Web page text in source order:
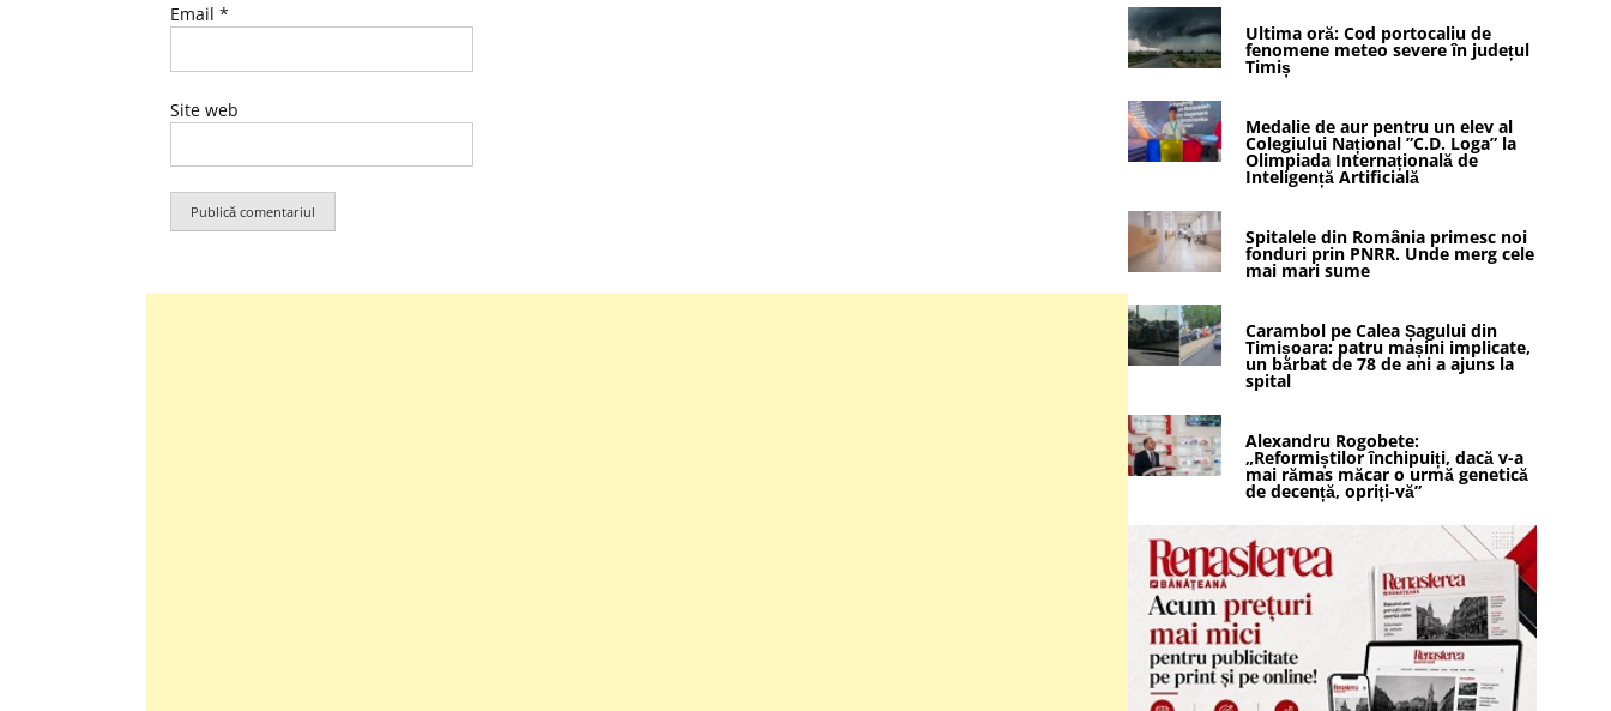
Email *
Site web
Ultima oră: Cod portocaliu de
fenomene meteo severe în județul
Timiș
Medalie de aur pentru un elev al
Colegiului Național ”C.D. Loga” la
Olimpiada Internațională de
Inteligență Artificială
Spitalele din România primesc noi
fonduri prin PNRR. Unde merg cele
mai mari sume
Carambol pe Calea Șagului din
Timișoara: patru mașini implicate,
un bărbat de 78 de ani a ajuns la
spital
Alexandru Rogobete:
„Reformiștilor închipuiți, dacă v-a
mai rămas măcar o urmă genetică
de decență, opriți-vă”